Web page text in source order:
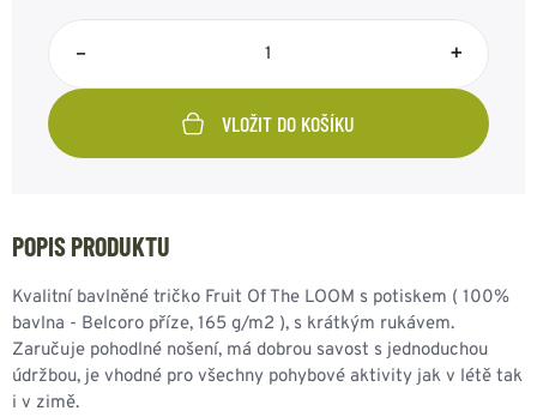
– +
VLOŽIT DO KOŠÍKU
POPIS PRODUKTU
Kvalitní bavlněné tričko Fruit Of The LOOM s potiskem ( 100%
bavlna - Belcoro příze, 165 g/m2 ), s krátkým rukávem.
Zaručuje pohodlné nošení, má dobrou savost s jednoduchou
údržbou, je vhodné pro všechny pohybové aktivity jak v létě tak
i v zimě.